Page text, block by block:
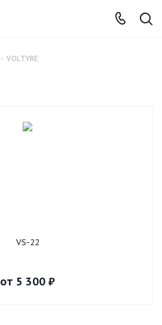
- VOLTYRE
VS-22
от 5 300 ₽